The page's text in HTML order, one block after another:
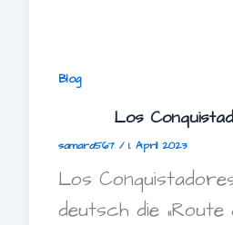
Blog
Los
samara567 / 1. April 2023
Los
deutsch die